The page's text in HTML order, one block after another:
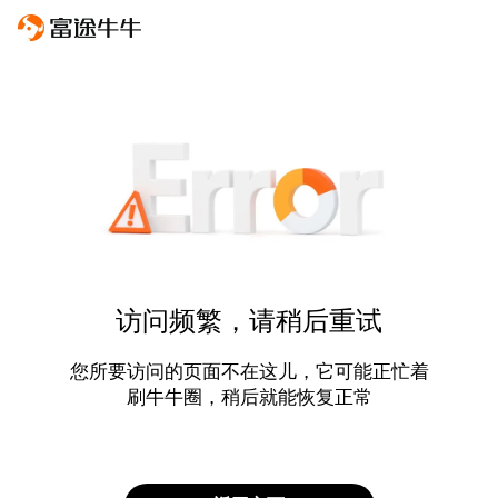
访问频繁，请稍后重试
您所要访问的页面不在这儿，它可能正忙着
刷牛牛圈，稍后就能恢复正常